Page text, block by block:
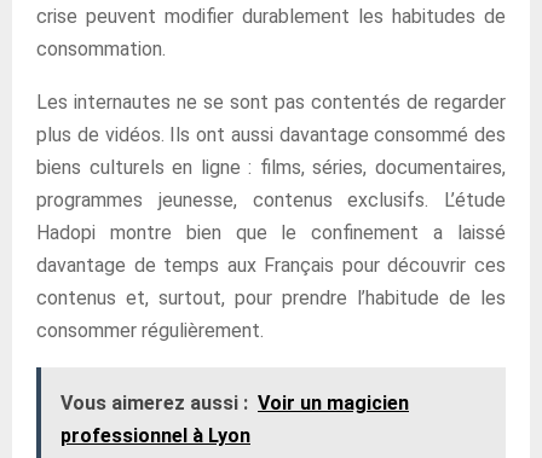
crise peuvent modifier durablement les habitudes de
consommation.
Les internautes ne se sont pas contentés de regarder
plus de vidéos. Ils ont aussi davantage consommé des
biens culturels en ligne : films, séries, documentaires,
programmes jeunesse, contenus exclusifs. L’étude
Hadopi montre bien que le confinement a laissé
davantage de temps aux Français pour découvrir ces
contenus et, surtout, pour prendre l’habitude de les
consommer régulièrement.
Vous aimerez aussi : Voir un magicien
professionnel à Lyon